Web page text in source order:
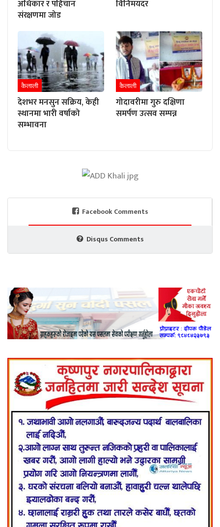
अधिकार र पहिचान
संरक्षणमा जोड
विनिमयदर
कैलाली
देशभर मनसुन सक्रिय, केही
स्थानमा भारी वर्षाको
सम्भावना
कैलाली
गोदावरीमा गुरु दक्षिणा
समर्पण उत्सव सम्पन्न
Facebook Comments
Disqus Comments